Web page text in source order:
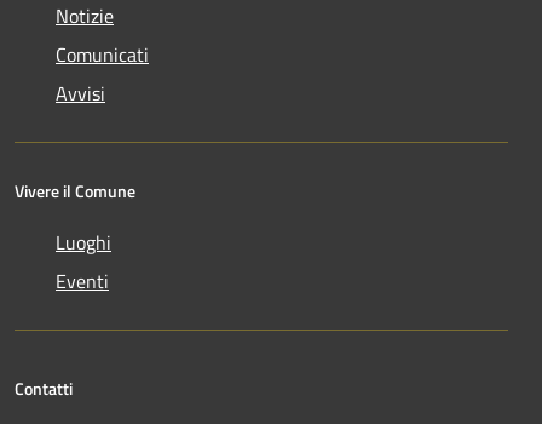
Notizie
Comunicati
Avvisi
Vivere il Comune
Luoghi
Eventi
Contatti